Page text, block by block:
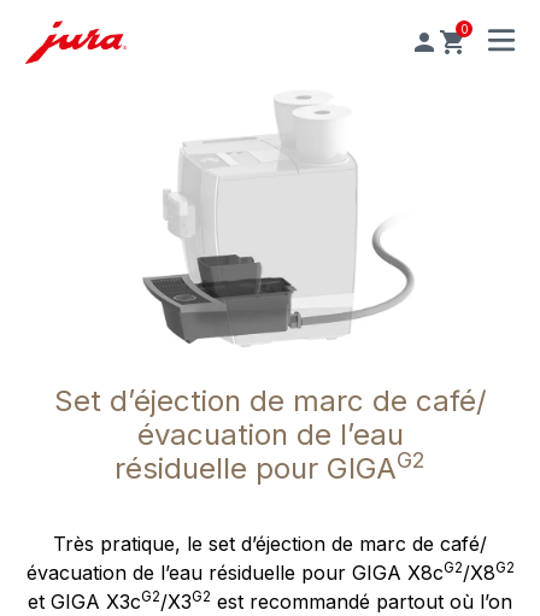
0
MENU
Set d’éjection de marc de café/
évacuation de l’eau
résiduelle pour GIGAG2
Très pratique, le set d’éjection de marc de café/
évacuation de l’eau résiduelle pour GIGA X8cG2/X8G2
et GIGA X3cG2/X3G2 est recommandé partout où l’on